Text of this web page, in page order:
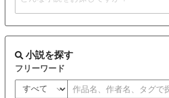
小説を探す
フリーワード